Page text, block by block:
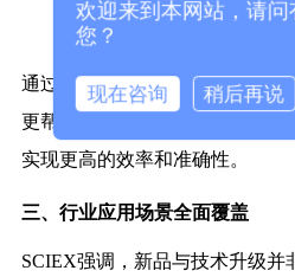
气源、样品处理到数据分析
通过上述技术升级，SCIEX质谱
更帮助实验室用户在高通量实验
实现更高的效率和准确性。
三、行业应用场景全面覆盖
SCIEX强调，新品与技术升级并
欢迎来到本网站，请
您？
现在咨询 稍后再说